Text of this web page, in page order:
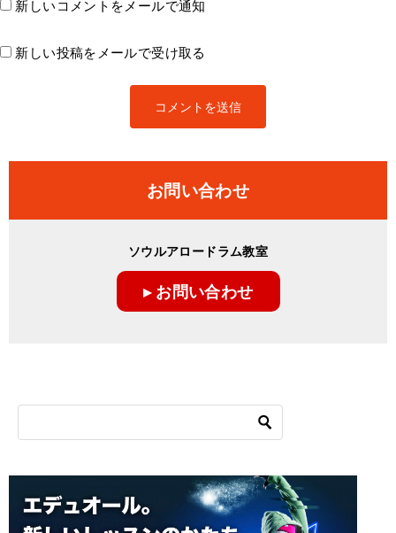
新しいコメントをメールで通知
新しい投稿をメールで受け取る
お問い合わせ
ソウルアロードラム教室
▸ お問い合わせ